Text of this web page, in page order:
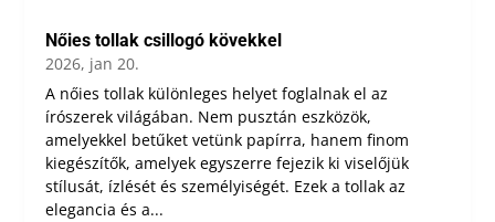
Nőies tollak csillogó kövekkel
2026, jan 20.
A nőies tollak különleges helyet foglalnak el az
írószerek világában. Nem pusztán eszközök,
amelyekkel betűket vetünk papírra, hanem finom
kiegészítők, amelyek egyszerre fejezik ki viselőjük
stílusát, ízlését és személyiségét. Ezek a tollak az
elegancia és a...